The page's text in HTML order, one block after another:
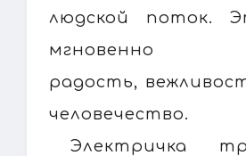
людской поток.
мгновенно
радость,
человечество.
Электричка